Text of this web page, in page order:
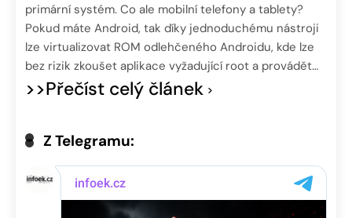
primární systém. Co ale mobilní telefony a tablety?
Pokud máte Android, tak díky jednoduchému nástroji
lze virtualizovat ROM odlehčeného Androidu, kde lze
bez rizik zkoušet aplikace vyžadující root a provádět…
>>Přečíst celý článek
Z Telegramu: